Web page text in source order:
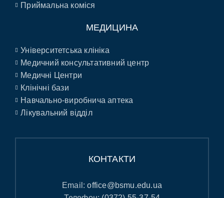
Приймальна коміся
МЕДИЦИНА
Університетська клініка
Медичний консультативний центр
Медичні Центри
Клінічні бази
Навчально-виробнича аптека
Лікувальний відділ
КОНТАКТИ
Email:office@bsmu.edu.ua